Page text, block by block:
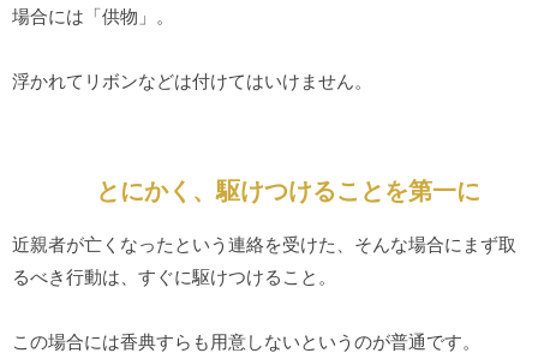
場合には「供物」。
浮かれてリボンなどは付けてはいけません。
とにかく、駆けつけることを第一に
近親者が亡くなったという連絡を受けた、そんな場合にまず取
るべき行動は、すぐに駆けつけること。
この場合には香典すらも用意しないというのが普通です。